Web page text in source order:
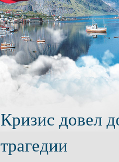
Кризис довел
трагедии